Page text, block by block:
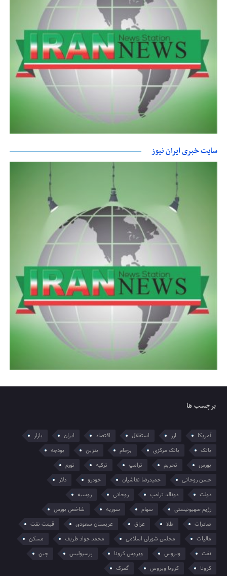
سایت خبری ایران نیوز
برچسب ها
آمریکا ارز استقلال اقتصاد ایران
بازار
بانک
بانک مرکزی برجام بنزین
بودجه
بورس
تحریم ترامپ ترکیه
تورم
حسن روحانی
حمیدرضا نقاشیان خودرو
دلار
دولت
دونالد ترامپ روحانی
روسیه
رژیم صهیونیستی
سهام سوریه
شاخص بورس
صادرات
طلا عراق عربستان سعودی
قیمت نفت
مالیات
مجلس شورای اسلامی محمد جواد ظریف
مسکن
نفت
ویروس ویروس کرونا پرسپولیس
چین
کرونا
کرونا ویروس گمرک